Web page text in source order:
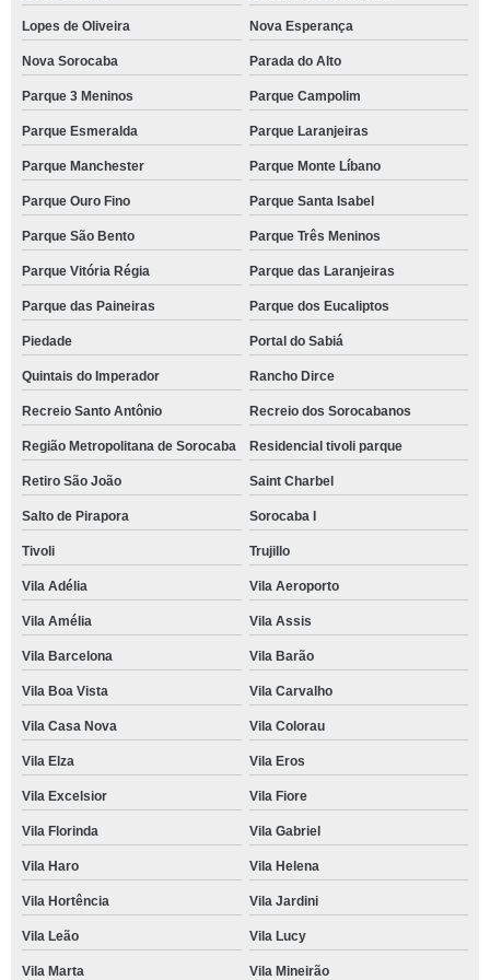
Lopes de Oliveira Nova Esperança
Nova Sorocaba Parada do Alto
Parque 3 Meninos Parque Campolim
Parque Esmeralda Parque Laranjeiras
Parque Manchester Parque Monte Líbano
Parque Ouro Fino Parque Santa Isabel
Parque São Bento Parque Três Meninos
Parque Vitória Régia Parque das Laranjeiras
Parque das Paineiras Parque dos Eucaliptos
Piedade Portal do Sabiá
Quintais do Imperador Rancho Dirce
Recreio Santo Antônio Recreio dos Sorocabanos
Região Metropolitana de Sorocaba Residencial tivoli parque
Retiro São João Saint Charbel
Salto de Pirapora Sorocaba I
Tivoli Trujillo
Vila Adélia Vila Aeroporto
Vila Amélia Vila Assis
Vila Barcelona Vila Barão
Vila Boa Vista Vila Carvalho
Vila Casa Nova Vila Colorau
Vila Elza Vila Eros
Vila Excelsior Vila Fiore
Vila Florinda Vila Gabriel
Vila Haro Vila Helena
Vila Hortência Vila Jardini
Vila Leão Vila Lucy
Vila Marta Vila Mineirão